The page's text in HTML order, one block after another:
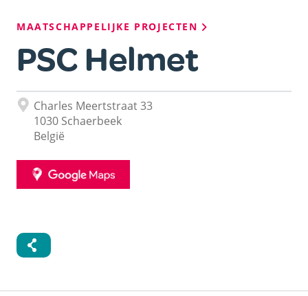
Kruimelpad
MAATSCHAPPELIJKE PROJECTEN
PSC Helmet
AdresCharles Meertstraat 33
1030 Schaerbeek
België
GOOGLE